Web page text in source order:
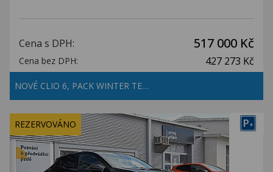
Cena s DPH: 517 000 Kč
Cena bez DPH: 427 273 Kč
NOVÉ CLIO 6, PACK WINTER TE…
P+
REZERVOVÁNO